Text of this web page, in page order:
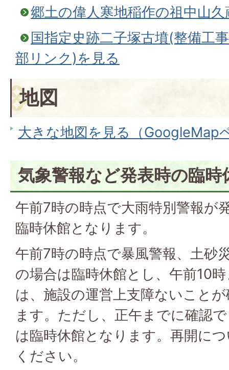
郷土の偉人寒地稲作の祖中山
国指定史跡二子塚古墳(整備工
部リンク)を見る
地図
大きな地図を見る（GoogleMap
気象警報など発表時の臨時
午前7時の時点で大雨特別警報が
臨時休館となります。
午前7時の時点で暴風警報、土砂
の場合は臨時休館とし、午前10
は、施設の運営上支障ないこと
ます。ただし、正午までに確認
は臨時休館となります。再開に
ください。